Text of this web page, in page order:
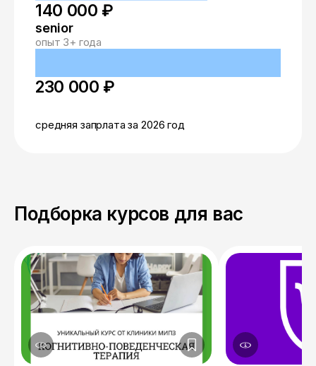
140 000 ₽
senior
опыт 3+ года
230 000 ₽
средняя запрлата за 2026 год
Подборка курсов для вас